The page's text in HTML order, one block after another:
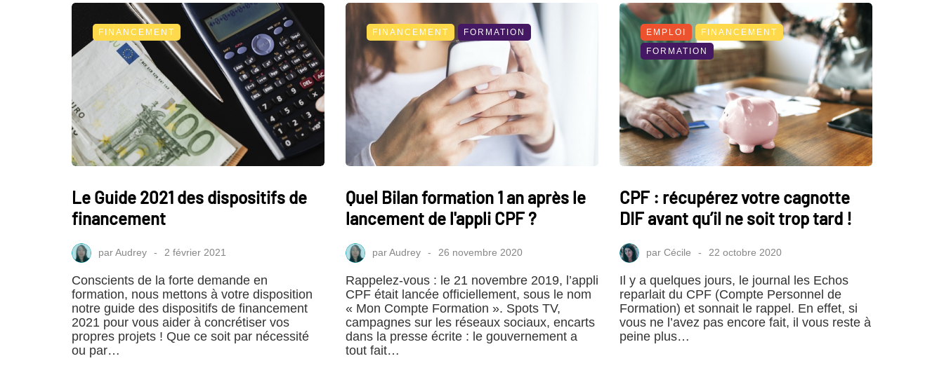
FINANCEMENT
Le Guide 2021 des dispositifs de
financement
parAudrey 2 février 2021
Conscients de la forte demande en
formation, nous mettons à votre disposition
notre guide des dispositifs de financement
2021 pour vous aider à concrétiser vos
propres projets ! Que ce soit par nécessité
ou par…
FINANCEMENT FORMATION
Quel Bilan formation 1 an après le
lancement de l'appli CPF ?
parAudrey 26 novembre 2020
Rappelez-vous : le 21 novembre 2019, l’appli
CPF était lancée officiellement, sous le nom
« Mon Compte Formation ». Spots TV,
campagnes sur les réseaux sociaux, encarts
dans la presse écrite : le gouvernement a
tout fait…
EMPLOI
FINANCEMENT
FORMATION
CPF : récupérez votre cagnotte
DIF avant qu’il ne soit trop tard !
par Cécile 22 octobre 2020
Il y a quelques jours, le journal les Echos
reparlait du CPF (Compte Personnel de
Formation) et sonnait le rappel. En effet, si
vous ne l’avez pas encore fait, il vous reste à
peine plus…